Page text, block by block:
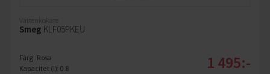
Vattenkokare
Smeg KLF05PKEU
Färg: Rosa
Kapacitet (l): 0.8
1 495:-